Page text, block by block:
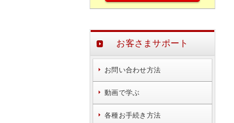
お客さまサポート
お問い合わせ方法
動画で学ぶ
各種お手続き方法